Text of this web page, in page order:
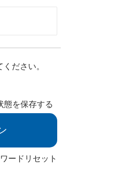
ださい。
態を保存する
ードリセット